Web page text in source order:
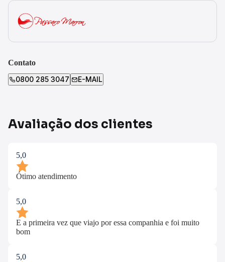
Contato
0800 285 3047
E-MAIL
Avaliação dos clientes
5,0
Ótimo atendimento
5,0
E a primeira vez que viajo por essa companhia e foi muito
bom
5,0